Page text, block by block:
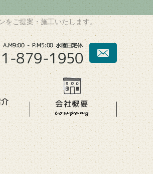
をご提案・施工いたします。